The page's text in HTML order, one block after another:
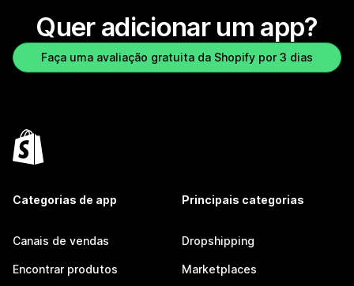
Quer adicionar um app?
Faça uma avaliação gratuita da Shopify por 3 dias
Categorias de app
Canais de vendas
Encontrar produtos
Principais categorias
Dropshipping
Marketplaces